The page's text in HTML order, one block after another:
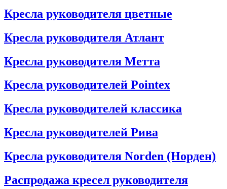
Кресла руководителя цветные
Кресла руководителя Атлант
Кресла рyководителя Метта
Кресла руководителей Pointex
Кресла руководителей классика
Кресла руководителей Рива
Кресла руководителя Norden (Норден)
Распродажа кресел руководителя